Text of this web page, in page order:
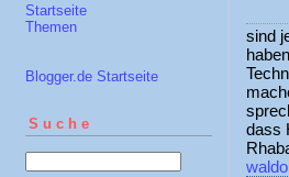
Startseite
Themen
Blogger.de Startseite
Suche
sind
dass